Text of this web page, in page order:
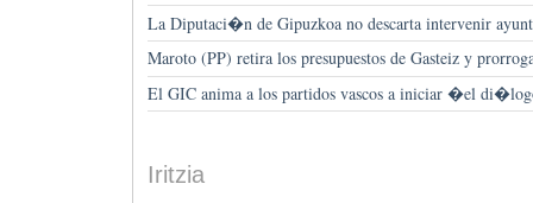
La Diputaci�n de Gipuzkoa no descarta intervenir
Maroto (PP) retira los presupuestos de Gasteiz y
El GIC anima a los partidos vascos a iniciar �el
Iritzia